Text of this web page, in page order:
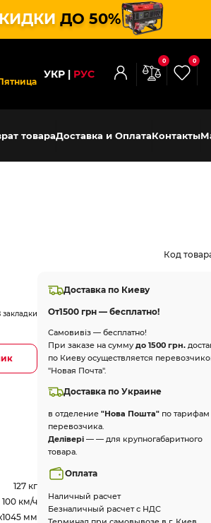
ДО 50%
УКР РУС
0 0
товараДоставка и ОплатаКонтакты
Код
закладки
127 кг
100 км/ч
мм
Доставка по Киеву
От1500 грн — бесплатно!
Самовивіз — бесплатно!
При заказе на суммудо 1500 грн.
по Киеву осуществляется
"Новая Почта".
Доставка по Украине
в отделение"Нова Пошта" по тарифам
перевозчика.
Делівері — — для крупногабаритного
товара.
Оплата
Наличный расчет
Безналичный расчет с НДС